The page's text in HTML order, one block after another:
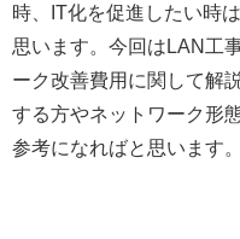
時、IT化を促進したい時
思います。今回はLAN工
ーク改善費用に関して解
する方やネットワーク形
参考になればと思います。